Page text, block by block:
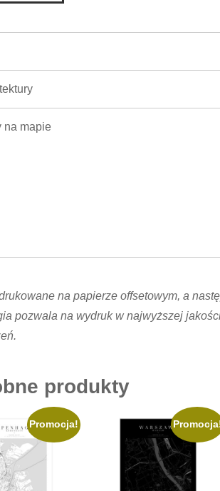
na mapie
na papierze offsetowym, a
pozwala na wydruk w najwyższej
produkty
Promocja!